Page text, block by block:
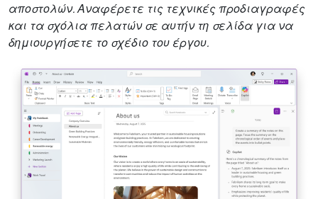
αποστολών. Αναφέρετε τις τεχνικές προδιαγραφές
και τα σχόλια πελατών σε αυτήν τη σελίδα για να
δημιουργήσετε το σχέδιο του έργου.